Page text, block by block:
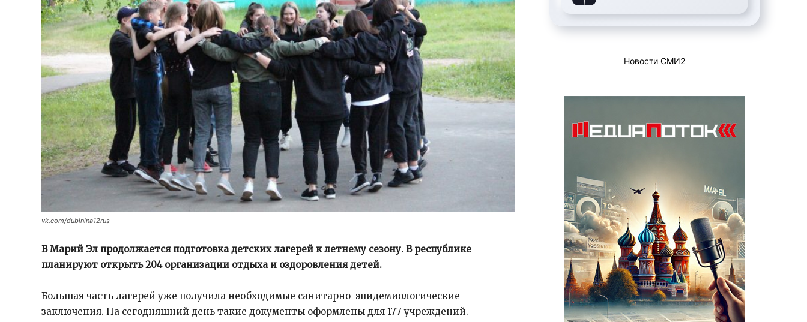
vk.com/dubinina12rus
В Марий Эл продолжается подготовка детских лагерей к летнему сезону. В республике
планируют открыть 204 организации отдыха и оздоровления детей.
Большая часть лагерей уже получила необходимые санитарно-эпидемиологические
заключения. На сегодняшний день такие документы оформлены для 177 учреждений.
Новости СМИ2